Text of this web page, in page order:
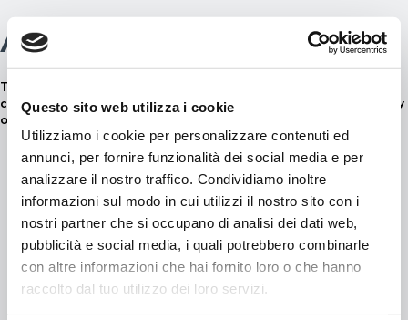
Questo sito web utilizza i cookie
Utilizziamo i cookie per personalizzare contenuti ed
annunci, per fornire funzionalità dei social media e per
analizzare il nostro traffico. Condividiamo inoltre
informazioni sul modo in cui utilizzi il nostro sito con i
nostri partner che si occupano di analisi dei dati web,
pubblicità e social media, i quali potrebbero combinarle
con altre informazioni che hai fornito loro o che hanno
raccolto dal tuo utilizzo dei loro servizi.
to
content
0
Are the slides outside?
The 3 adrenaline slides develop outside the facility but are
covered, the start and finish are inside the Slide&Fun area. Fully
operational even in winter.
© 2021 APT Livigno
C.F. 92015260141
Aquagranda
Via Rasia – Livigno (So)
+39 0342 970277
FAQ
Privacy policy
Cookie Policy
Terms of use